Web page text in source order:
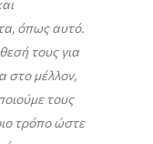
όπως αυτό.
τους για
στο μέλλον,
τους
τρόπο ώστε